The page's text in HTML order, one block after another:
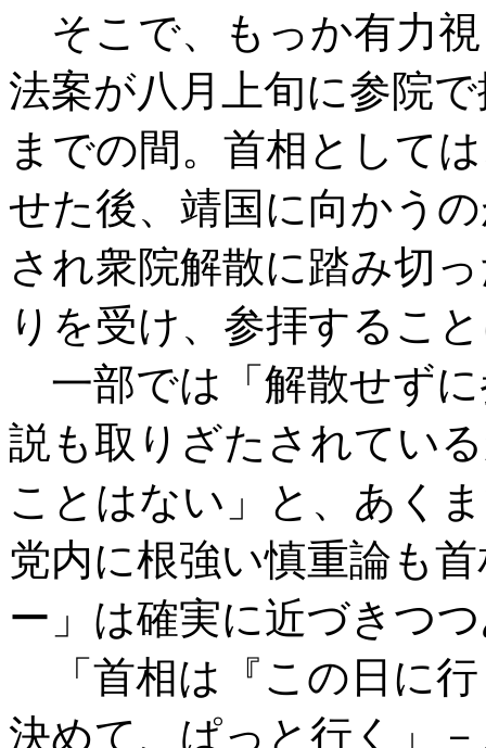
そこで、もっか有力
法案が八月上旬に参院
までの間。首相として
せた後、靖国に向かう
され衆院解散に踏み切
りを受け、参拝するこ
一部では「解散せず
説も取りざたされてい
ことはない」と、あく
党内に根強い慎重論も
ー」は確実に近づきつ
「首相は『この日に
決めて、ぱっと行く」